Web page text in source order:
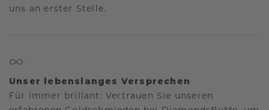
uns an erster Stelle.
Unser lebenslanges Versprechen
Für immer brillant: Vertrauen Sie unseren